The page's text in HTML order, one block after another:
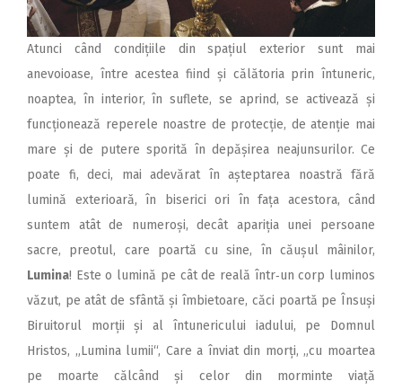
Atunci când condițiile din spațiul exterior sunt mai
anevoioase, între acestea fiind și călătoria prin întuneric,
noaptea, în interior, în suflete, se aprind, se activează și
funcționează reperele noastre de protecție, de atenție mai
mare și de putere sporită în depășirea neajunsurilor. Ce
poate fi, deci, mai adevărat în așteptarea noastră fără
lumină exterioară, în biserici ori în fața acestora, când
suntem atât de numeroși, decât apariția unei persoane
sacre, preotul, care poartă cu sine, în căușul mâinilor,
Lumina! Este o lumină pe cât de reală într‑un corp luminos
văzut, pe atât de sfântă și îmbietoare, căci poartă pe Însuși
Biruitorul morții și al întunericului iadului, pe Domnul
Hristos, „Lumina lumii“, Care a înviat din morți, „cu moartea
pe moarte călcând și celor din morminte viață